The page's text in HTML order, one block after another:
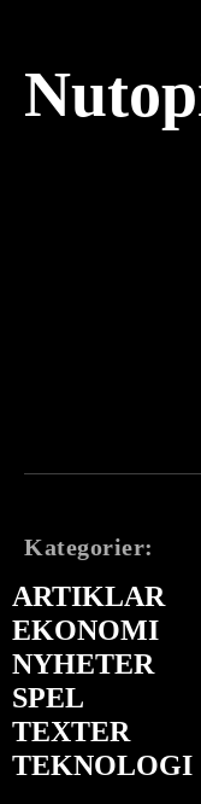
Kategorier:
ARTIKLAR
EKONOMI
NYHETER
SPEL
TEXTER
TEKNOLOGI